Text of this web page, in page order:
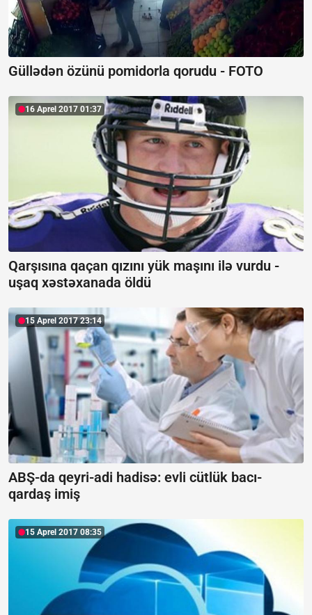
Güllədən özünü pomidorla qorudu - FOTO
16 Aprel 2017 01:37
Qarşısına qaçan qızını yük maşını ilə vurdu -
uşaq xəstəxanada öldü
15 Aprel 2017 23:14
ABŞ-da qeyri-adi hadisə: evli cütlük bacı-
qardaş imiş
15 Aprel 2017 08:35